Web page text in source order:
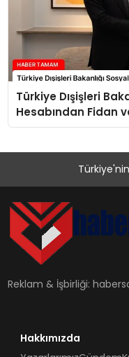
Türkiye Dışişleri
Hesabından Fidan
Buluşması Paylaşıldı
Reklam & İşbirliği:
Hakkımızda